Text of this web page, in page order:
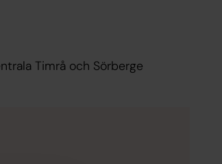
Timrå och Sörberge